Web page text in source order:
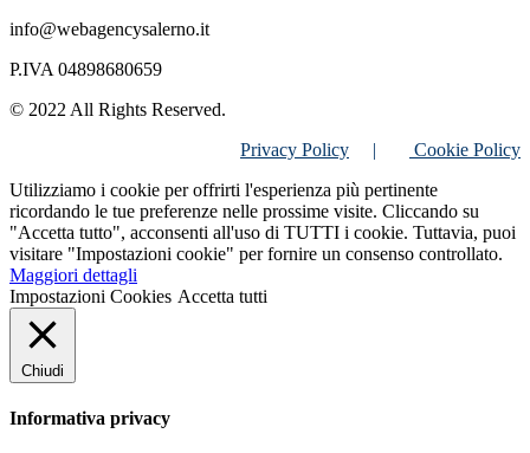
info@webagencysalerno.it
P.IVA 04898680659
© 2022 All Rights Reserved.
Privacy Policy |
Cookie Policy
Utilizziamo i cookie per offrirti l'esperienza più pertinente
ricordando le tue preferenze nelle prossime visite. Cliccando su
"Accetta tutto", acconsenti all'uso di TUTTI i cookie. Tuttavia, puoi
visitare "Impostazioni cookie" per fornire un consenso controllato.
Maggiori dettagli
Impostazioni Cookies Accetta tutti
Chiudi
Informativa privacy